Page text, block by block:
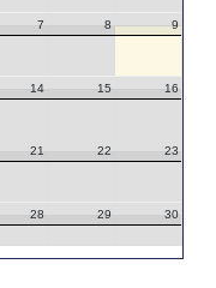
7 8 9
14 15 16
21 22 23
28 29 30